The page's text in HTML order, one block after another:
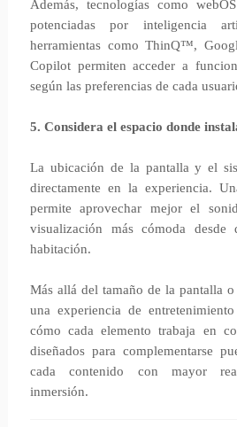
Además, tecnologías como
potenciadas por inteligencia
herramientas como ThinQ™,
Copilot permiten acceder a
según las preferencias de cada
5. Considera el espacio donde
La ubicación de la pantalla y el
directamente en la experiencia.
permite aprovechar mejor el
visualización más cómoda
habitación.
Más allá del tamaño de la pantalla
una experiencia de
cómo cada elemento trabaja en
diseñados para complementarse
cada contenido con mayor
inmersión.